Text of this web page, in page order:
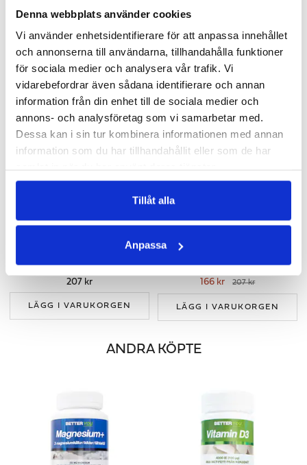
Denna webbplats använder cookies
Vi använder enhetsidentifierare för att anpassa innehållet
och annonserna till användarna, tillhandahålla funktioner
för sociala medier och analysera vår trafik. Vi
vidarebefordrar även sådana identifierare och annan
information från din enhet till de sociala medier och
annons- och analysföretag som vi samarbetar med.
Dessa kan i sin tur kombinera informationen med annan
information som du har tillhandahållit eller som de har
Tillåt alla
Anpassa
LIPOSOMAL VITAMIN C
LÄGG I VARUKORGEN
283 kr
LÄGG I VARUKORGEN
VEGAN D3 3000 IE + MCT-FETT
207 kr
LÄGG I VARUKORGEN
MULTIVITAMIN KVINNA
Heltäckande spektrum med vitaminer & mineraler för kvinnor
166 kr 207 kr
LÄGG I VARUKORGEN
ANDRA KÖPTE